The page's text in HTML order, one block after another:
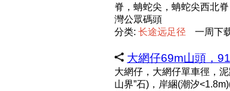
脊，蚺蛇尖，蚺蛇尖西北
灣公眾碼頭
分类: 长途远足径 一周下
大網仔69m山頭，
大網仔，大網仔單車徑，
山界”石)，岸綑(潮汐